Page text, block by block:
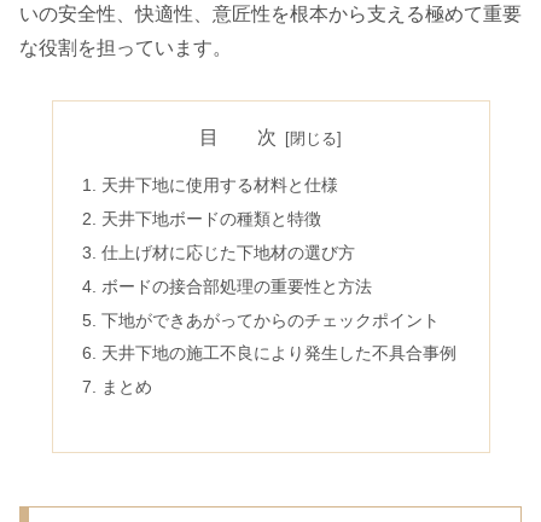
いの安全性、快適性、意匠性を根本から支える極めて重要
な役割を担っています。
目 次
天井下地に使用する材料と仕様
天井下地ボードの種類と特徴
仕上げ材に応じた下地材の選び方
ボードの接合部処理の重要性と方法
下地ができあがってからのチェックポイント
天井下地の施工不良により発生した不具合事例
まとめ